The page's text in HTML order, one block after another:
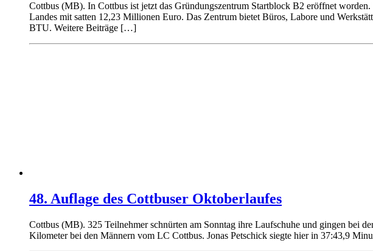
Cottbus (MB). In Cottbus ist jetzt das Gründungszentrum Startblock B2 eröffnet
Landes mit satten 12,23 Millionen Euro. Das Zentrum bietet Büros, Labore und
BTU. Weitere Beiträge […]
48. Auflage des Cottbuser Oktoberlaufes
Cottbus (MB). 325 Teilnehmer schnürten am Sonntag ihre Laufschuhe und gingen bei
Kilometer bei den Männern vom LC Cottbus. Jonas Petschick siegte hier in 37:43,9